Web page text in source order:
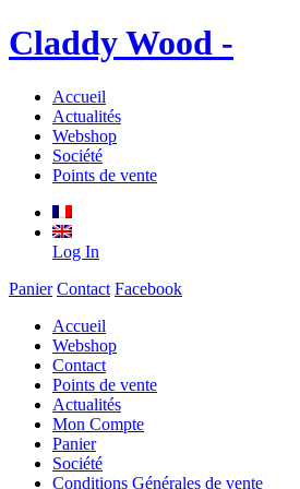
Claddy Wood -
Accueil
Actualités
Webshop
Société
Points de vente
Log In
Panier Contact Facebook
Accueil
Webshop
Contact
Points de vente
Actualités
Mon Compte
Panier
Société
Conditions Générales de vente